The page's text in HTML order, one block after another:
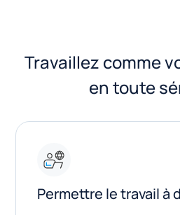
Travaillez comme
en toute
Permettre le travail à